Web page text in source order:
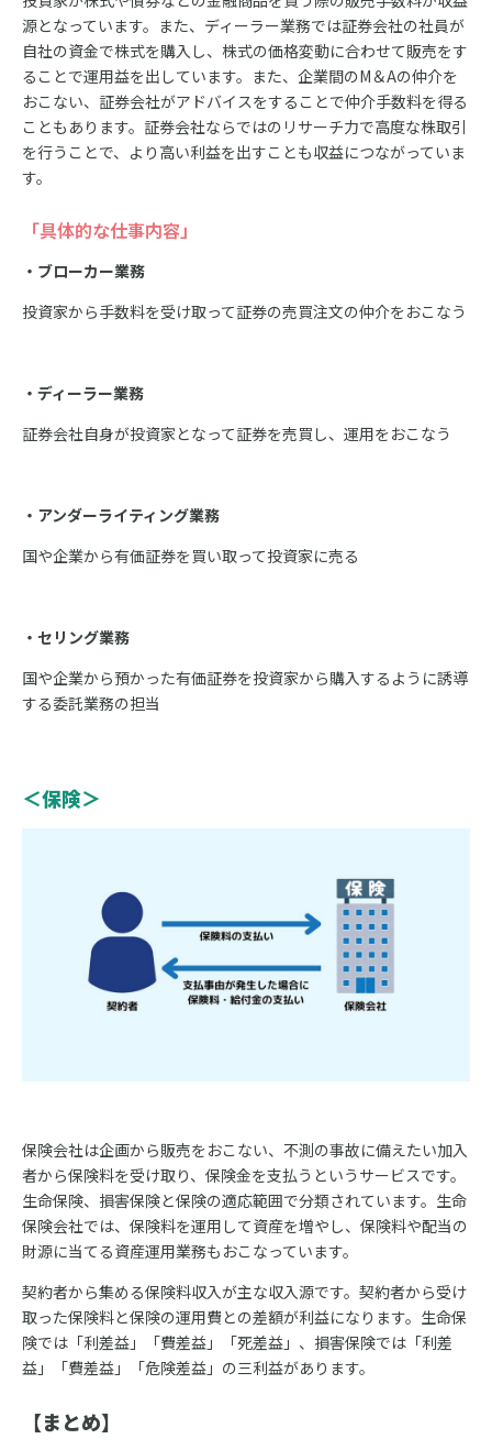
源となっています。また、ディーラー業務では証券会社の社員が
自社の資金で株式を購入し、株式の価格変動に合わせて販売をす
ることで運用益を出しています。また、企業間のM＆Aの仲介を
おこない、証券会社がアドバイスをすることで仲介手数料を得る
こともあります。証券会社ならではのリサーチ力で高度な株取引
を行うことで、より高い利益を出すことも収益につながっていま
す。
「具体的な仕事内容」
・ブローカー業務
投資家から手数料を受け取って証券の売買注文の仲介をおこなう
・ディーラー業務
証券会社自身が投資家となって証券を売買し、運用をおこなう
・アンダーライティング業務
国や企業から有価証券を買い取って投資家に売る
・セリング業務
国や企業から預かった有価証券を投資家から購入するように誘導
する委託業務の担当
＜保険＞
保険会社は企画から販売をおこない、不測の事故に備えたい加入
者から保険料を受け取り、保険金を支払うというサービスです。
生命保険、損害保険と保険の適応範囲で分類されています。生命
保険会社では、保険料を運用して資産を増やし、保険料や配当の
財源に当てる資産運用業務もおこなっています。
契約者から集める保険料収入が主な収入源です。契約者から受け
取った保険料と保険の運用費との差額が利益になります。生命保
険では「利差益」「費差益」「死差益」、損害保険では「利差
益」「費差益」「危険差益」の三利益があります。
【まとめ】